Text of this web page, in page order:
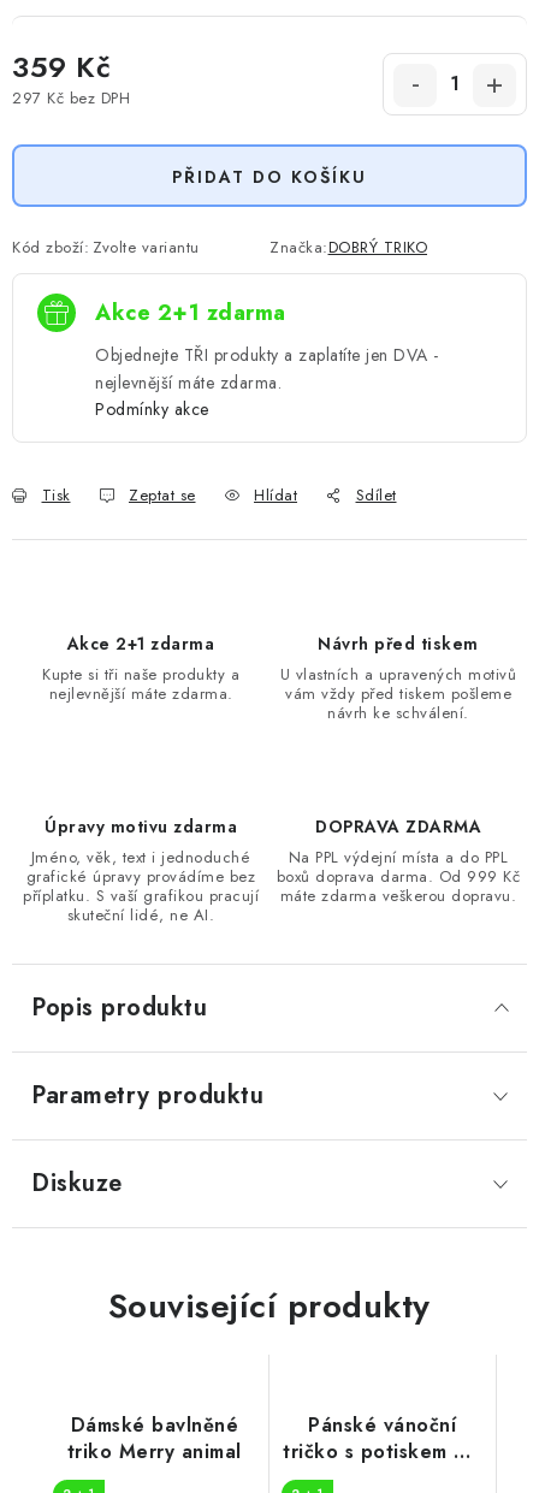
359 Kč
297 Kč bez DPH
PŘIDAT DO KOŠÍKU
Kód zboží: Zvolte variantu Značka:DOBRÝ TRIKO
Akce 2+1 zdarma
Objednejte TŘI produkty a zaplatíte jen DVA -
nejlevnější máte zdarma.
Podmínky akce
Tisk Zeptat se Hlídat Sdílet
Akce 2+1 zdarma
Kupte si tři naše produkty a
nejlevnější máte zdarma.
Návrh před tiskem
U vlastních a upravených motivů
vám vždy před tiskem pošleme
návrh ke schválení.
Úpravy motivu zdarma
Jméno, věk, text i jednoduché
grafické úpravy provádíme bez
příplatku. S vaší grafikou pracují
skuteční lidé, ne AI.
DOPRAVA ZDARMA
Na PPL výdejní místa a do PPL
boxů doprava darma. Od 999 Kč
máte zdarma veškerou dopravu.
Popis produktu
Parametry produktu
Diskuze
Související produkty
Dámské bavlněné
triko Merry animal
Pánské vánoční
tričko s potiskem Ho